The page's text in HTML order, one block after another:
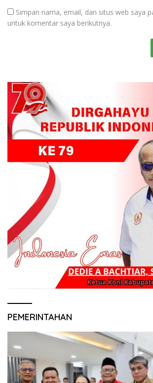
Simpan nama, email, dan situs web saya
untuk komentar saya berikutnya.
PEMERINTAHAN